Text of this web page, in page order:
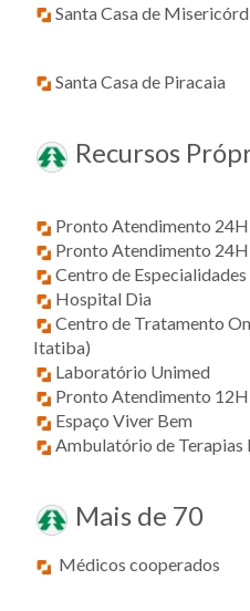
Santa Casa de
Santa Casa de Piracaia
Recursos
Pronto Atendimento
Pronto Atendimento
Centro de
Hospital Dia
Centro de Tratamento
Itatiba)
Laboratório Unimed
Pronto Atendimento
Espaço Viver Bem
Ambulatório de Terapias
Mais de 70
Médicos cooperados